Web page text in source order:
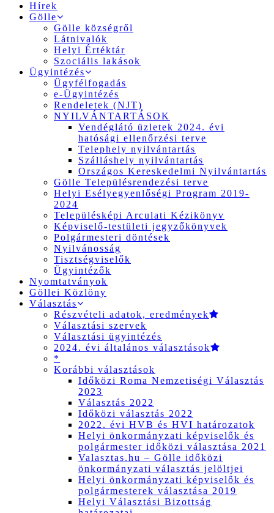
Hírek
Gölle
Gölle községről
Látnivalók
Helyi Értéktár
Szociális lakások
Ügyintézés
Ügyfélfogadás
e-Ügyintézés
Rendeletek (NJT)
NYILVÁNTARTÁSOK
Vendéglátó üzletek 2024. évi
hatósági ellenőrzési terve
Telephely nyilvántartás
Szálláshely nyilvántartás
Országos Kereskedelmi Nyilvántartás
Gölle Településrendezési terve
Helyi Esélyegyenlőségi Program 2019-
2024
Településképi Arculati Kézikönyv
Képviselő-testületi jegyzőkönyvek
Polgármesteri döntések
Nyilvánosság
Tisztségviselők
Ügyintézők
Nyomtatványok
Göllei Közlöny
Választás
Részvételi adatok, eredmények
Választási szervek
Választási ügyintézés
2024. évi általános választások
*
Korábbi választások
Időközi Roma Nemzetiségi Választás
2023
Választás 2022
Időközi választás 2022
2022. évi HVB és HVI határozatok
Helyi önkormányzati képviselők és
polgármester időközi választása 2021
Valasztas.hu – Gölle időközi
önkormányzati választás jelöltjei
Helyi önkormányzati képviselők és
polgármesterek választása 2019
Helyi Választási Bizottság